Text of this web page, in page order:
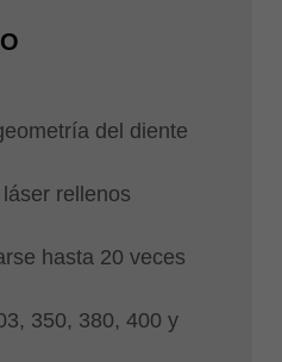
del diente
rellenos
hasta 20 veces
350, 380, 400 y